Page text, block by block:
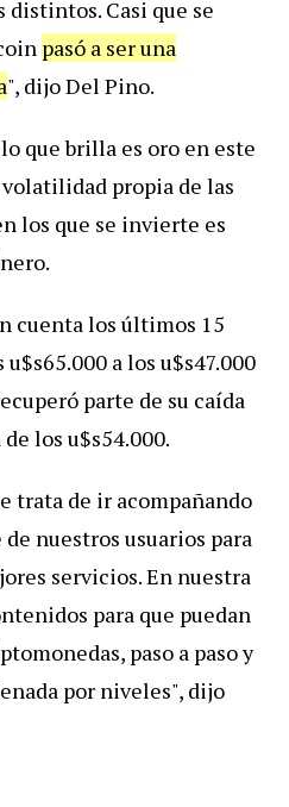
Casi que se
pasó a ser una
", dijo Del Pino.
que brilla es oro en este
propia de las
los que se invierte es
cuenta los últimos 15
a los u$s47.000
parte de su caída
los u$s54.000.
trata de ir acompañando
nuestros usuarios para
servicios. En nuestra
para que puedan
paso a paso y
por niveles", dijo